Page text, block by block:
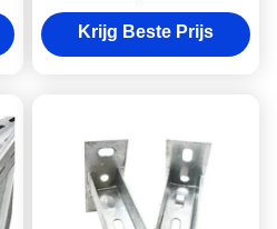
Krijg Beste Prijs